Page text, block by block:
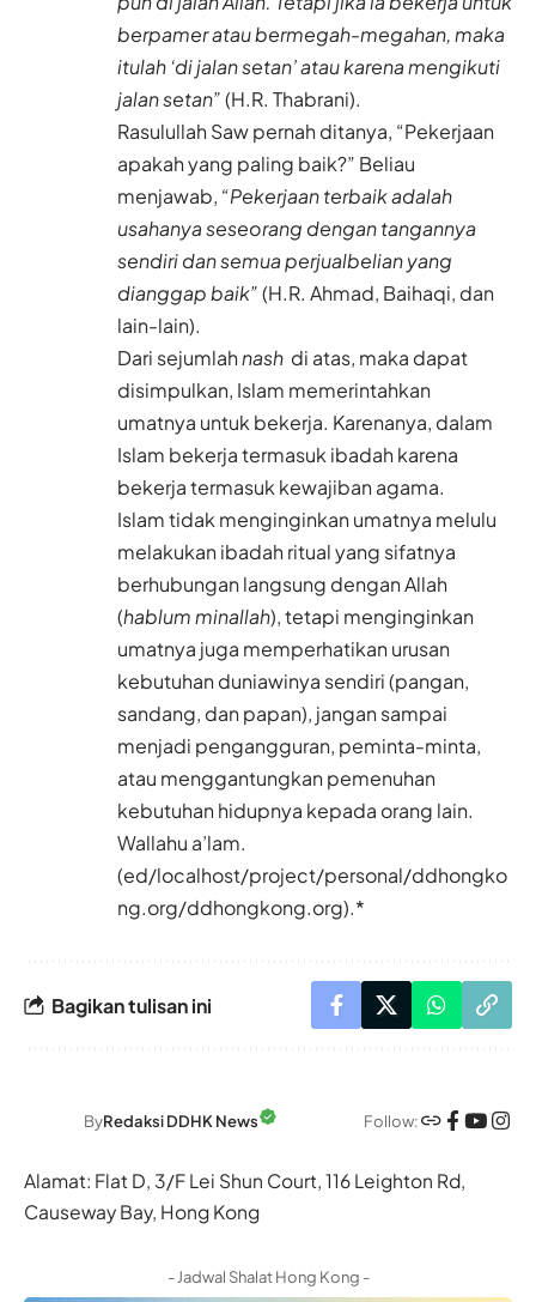
berpamer atau bermegah-megahan, maka
itulah ‘di jalan setan’ atau karena mengikuti
jalan setan”(H.R. Thabrani).
Rasulullah Saw pernah ditanya, “Pekerjaan
apakah yang paling baik?” Beliau
menjawab, “Pekerjaan terbaik adalah
usahanya seseorang dengan tangannya
sendiri dan semua perjualbelian yang
dianggap baik”(H.R. Ahmad, Baihaqi, dan
lain-lain).
Dari sejumlahnash di atas, maka dapat
disimpulkan, Islam memerintahkan
umatnya untuk bekerja. Karenanya, dalam
Islam bekerja termasuk ibadah karena
bekerja termasuk kewajiban agama.
Islam tidak menginginkan umatnya melulu
melakukan ibadah ritual yang sifatnya
berhubungan langsung dengan Allah
(hablum minallah), tetapi menginginkan
umatnya juga memperhatikan urusan
kebutuhan duniawinya sendiri (pangan,
sandang, dan papan), jangan sampai
menjadi pengangguran, peminta-minta,
atau menggantungkan pemenuhan
kebutuhan hidupnya kepada orang lain.
Wallahu a’lam.
(ed/localhost/project/personal/ddhongko
ng.org/ddhongkong.org).*
Bagikan tulisan ini
ByRedaksi DDHK News Follow:
Alamat: Flat D, 3/F Lei Shun Court, 116 Leighton Rd,
Causeway Bay, Hong Kong
- Jadwal Shalat Hong Kong -